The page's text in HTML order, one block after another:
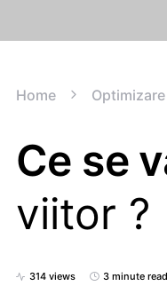
Home
Ce se
viitor ?
314 views 3 minute read